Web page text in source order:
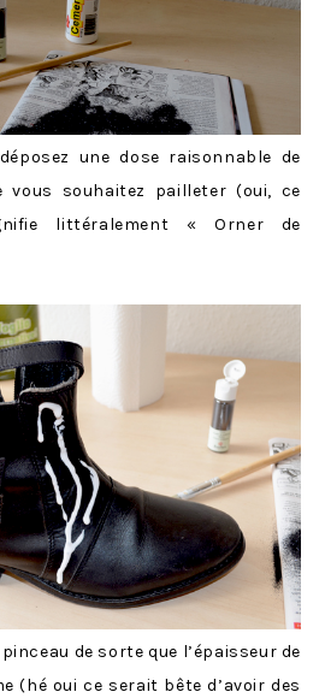
une dose raisonnable de
souhaitez pailleter (oui, ce
littéralement « Orner de
de sorte que l’épaisseur de
(hé oui ce serait bête d’avoir des